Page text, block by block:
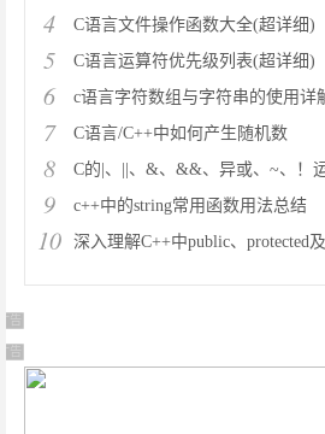
4 C语言文件操作函数大全(超详细)
5 C语言运算符优先级列表(超详细)
6 c语言字符数组与字符串的使用详
7 C语言/C++中如何产生随机数
8 C的|、||、&、&&、异或、~、！
9 c++中的string常用函数用法总结
10 深入理解C++中public、protected
广告 商业广告，理性选择
广告 商业广告，理性选择